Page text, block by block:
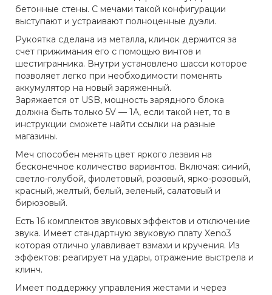
бетонные стены. С мечами такой конфигурации
выступают и устраивают полноценные дуэли.
Рукоятка сделана из металла, клинок держится за
счет прижимания его с помощью винтов и
шестигранника. Внутри установлено шасси которое
позволяет легко при необходимости поменять
аккумулятор на новый заряженный.
Заряжается от USB, мощность зарядного блока
должна быть только 5V — 1A, если такой нет, то в
инструкции сможете найти ссылки на разные
магазины.
Меч способен менять цвет яркого лезвия на
бесконечное количество вариантов. Включая: синий,
светло-голубой, фиолетовый, розовый, ярко-розовый,
красный, желтый, белый, зеленый, салатовый и
бирюзовый.
Есть 16 комплектов звуковых эффектов и отключение
звука. Имеет стандартную звуковую плату Xeno3
которая отлично улавливает взмахи и кручения. Из
эффектов: реагирует на удары, отражение выстрела и
клинч.
Имеет поддержку управления жестами и через